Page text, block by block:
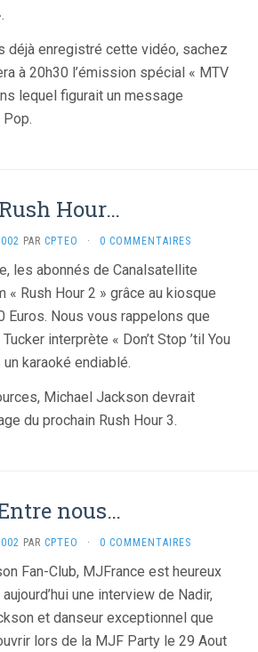
déjà enregistré cette vidéo, sachez
à 20h30 l’émission spécial « MTV
lequel figurait un message
Rush Hour…
PAR CPTEO · 0 COMMENTAIRES
les abonnés de Canalsatellite
« Rush Hour 2 » grâce au kiosque
Euros. Nous vous rappelons que
interprète « Don’t Stop ’til You
karaoké endiablé.
Michael Jackson devrait
du prochain Rush Hour 3.
nous…
PAR CPTEO · 0 COMMENTAIRES
Fan-Club, MJFrance est heureux
une interview de Nadir,
et danseur exceptionnel que
lors de la MJF Party le 29 Aout